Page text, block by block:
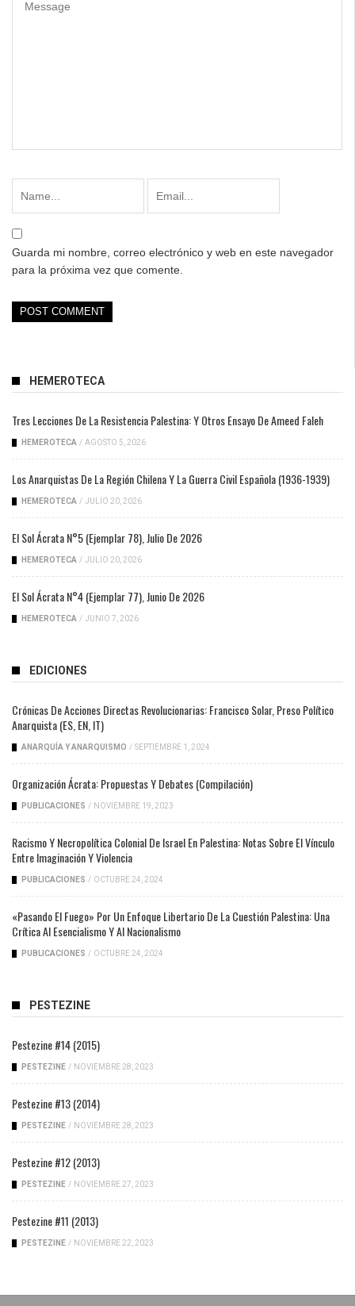
Guarda mi nombre, correo electrónico y web en este navegador
para la próxima vez que comente.
HEMEROTECA
Tres Lecciones De La Resistencia Palestina: Y Otros Ensayo De Ameed Faleh
HEMEROTECA / AGOSTO 5, 2026
Los Anarquistas De La Región Chilena Y La Guerra Civil Española (1936-1939)
HEMEROTECA / JULIO 20, 2026
El Sol Ácrata N°5 (ejemplar 78), Julio De 2026
HEMEROTECA / JULIO 20, 2026
El Sol Ácrata N°4 (ejemplar 77), Junio De 2026
HEMEROTECA / JUNIO 7, 2026
EDICIONES
Crónicas De Acciones Directas Revolucionarias: Francisco Solar, Preso Político
Anarquista (ES, EN, IT)
ANARQUÍA Y ANARQUISMO / SEPTIEMBRE 1, 2024
Organización Ácrata: Propuestas Y Debates (compilación)
PUBLICACIONES / NOVIEMBRE 19, 2023
Racismo Y Necropolítica Colonial De Israel En Palestina: Notas Sobre El Vínculo
Entre Imaginación Y Violencia
PUBLICACIONES / OCTUBRE 24, 2024
«Pasando El Fuego» Por Un Enfoque Libertario De La Cuestión Palestina: Una
Crítica Al Esencialismo Y Al Nacionalismo
PUBLICACIONES / OCTUBRE 24, 2024
PESTEZINE
Pestezine #14 (2015)
PESTEZINE / NOVIEMBRE 28, 2023
Pestezine #13 (2014)
PESTEZINE / NOVIEMBRE 28, 2023
Pestezine #12 (2013)
PESTEZINE / NOVIEMBRE 27, 2023
Pestezine #11 (2013)
PESTEZINE / NOVIEMBRE 22, 2023